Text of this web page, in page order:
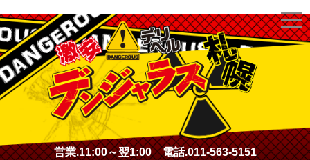
激安デリヘル・デンジャラス札幌
営業.11:00～翌1:00電話.011-563-5151